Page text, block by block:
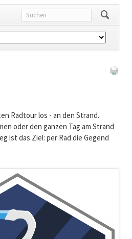
Radtour los - an den Strand.
oder den ganzen Tag am Strand
ist das Ziel: per Rad die Gegend